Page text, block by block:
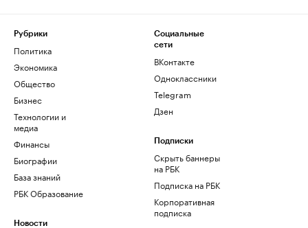
Рубрики
Политика
Экономика
Общество
Бизнес
Технологии и
медиа
Финансы
Биографии
База знаний
РБК Образование
Новости
Социальные
сети
ВКонтакте
Одноклассники
Telegram
Дзен
Подписки
Скрыть баннеры
на РБК
Подписка на РБК
Корпоративная
подписка